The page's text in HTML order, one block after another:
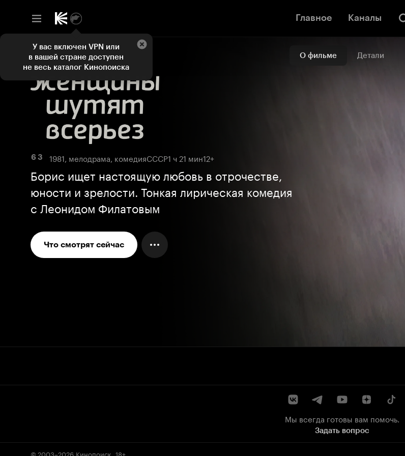
Главное Каналы
О фильме Детали
6 3 1981, мелодрама, комедияСССР1 ч 21 мин12+
Борис ищет настоящую любовь в отрочестве,
юности и зрелости. Тонкая лирическая комедия
с Леонидом Филатовым
Что смотрят сейчас
Мы всегда готовы вам помочь.
Задать вопрос
© 2003–2026 Кинопоиск 18+
У вас включен VPN или
в вашей стране доступен
не весь каталог Кинопоиска